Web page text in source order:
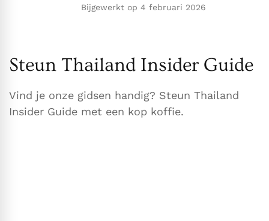
Bijgewerkt op 4 februari 2026
Steun Thailand Insider Guide
Vind je onze gidsen handig? Steun Thailand
Insider Guide met een kop koffie.